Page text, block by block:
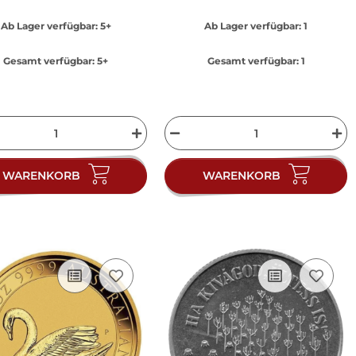
Ab Lager verfügbar:5+
Gesamt verfügbar: 5+
WARENKORB
Ab Lager verfügbar: 1
Gesamt verfügbar:1
WARENKORB